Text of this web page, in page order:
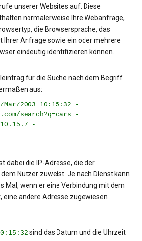
unserer Websites auf. Diese
normalerweise Ihre Webanfrage,
die Browsersprache, das
Ihrer Anfrage sowie ein oder mehrere
eindeutig identifizieren können.
für die Suche nach dem Begriff
aus:
2003 10:15:32 -
search?q=cars -
10.15.7 -
dabei die IP-Adresse, die der
Nutzer zuweist. Je nach Dienst kann
Mal, wenn er eine Verbindung mit dem
eine andere Adresse zugewiesen
sind das Datum und die Uhrzeit